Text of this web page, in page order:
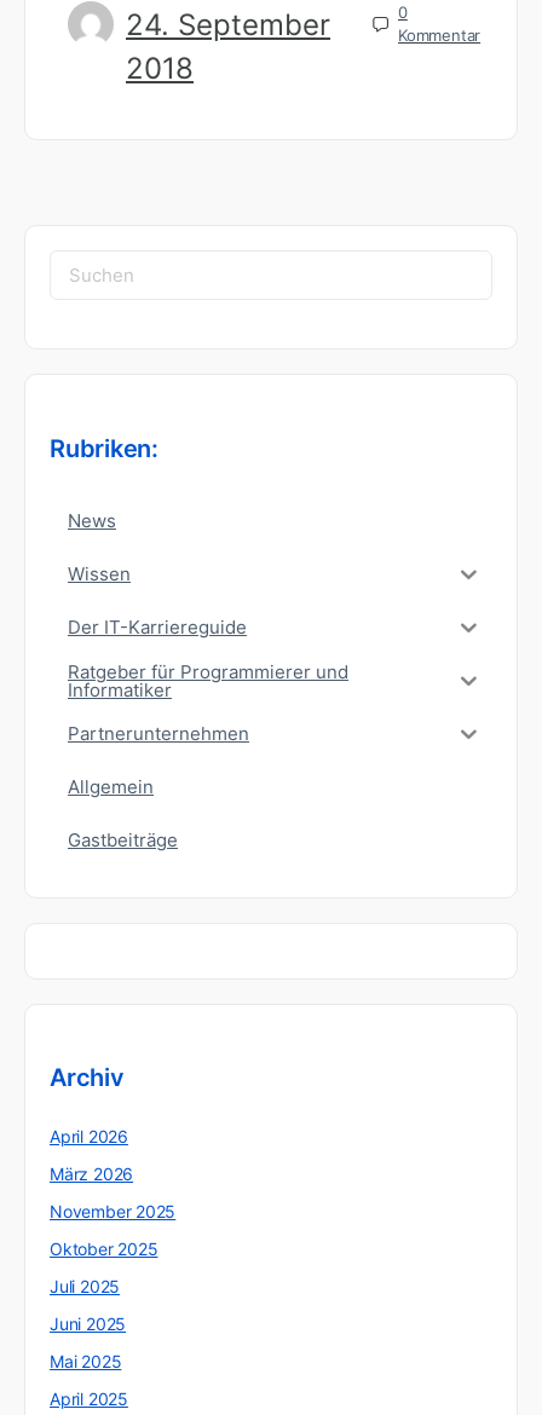
24. September
2018
0
Kommentar
Suchen
nach:
Rubriken:
News
Wissen
Der IT-Karriereguide
Ratgeber für Programmierer und
Informatiker
Partnerunternehmen
Allgemein
Gastbeiträge
Archiv
April 2026
März 2026
November 2025
Oktober 2025
Juli 2025
Juni 2025
Mai 2025
April 2025